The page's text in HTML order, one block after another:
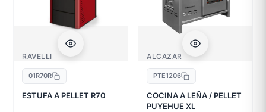
RAVELLI
01R70R
ESTUFA A PELLET R70
ALCAZAR
PTE1206
COCINA A LEÑA / PELLET
PUYEHUE XL